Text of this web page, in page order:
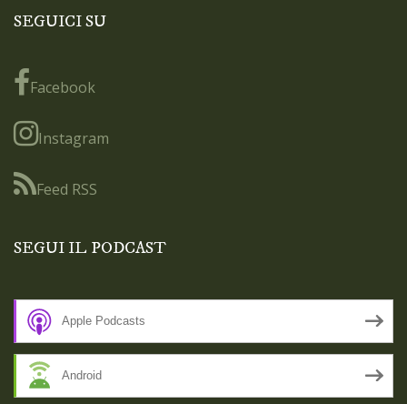
SEGUICI SU
Facebook
Instagram
Feed RSS
SEGUI IL PODCAST
Apple Podcasts
Android